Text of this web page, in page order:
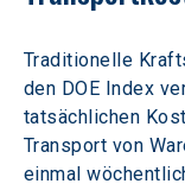
Traditionelle
den DOE Index
tatsächlichen
Transport von
einmal